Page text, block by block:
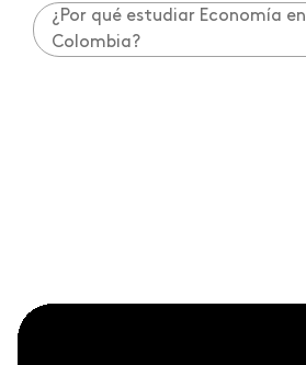
¿Por qué estudiar Economía en
Colombia?